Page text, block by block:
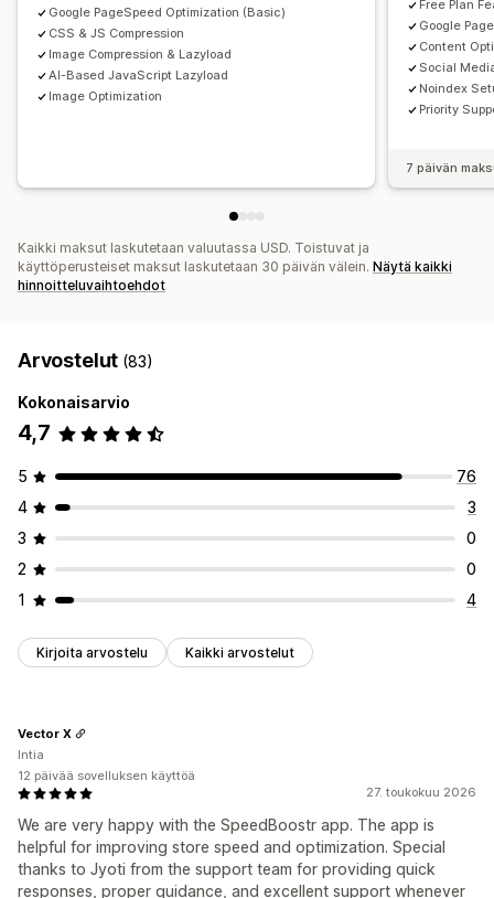
Tehokkuuden valvonta
SEO-pisteet Tarkastukset Nopeusanalyysi
Google PageSpeed Optimization (Basic)
CSS & JS Compression
Image Compression & Lazyload
AI-Based JavaScript Lazyload
Image Optimization
Free Plan
Google
Content
Social
Noindex
Priority
7 päivän
Kaikki maksut laskutetaan valuutassa USD. Toistuvat ja
käyttöperusteiset maksut laskutetaan 30 päivän välein. Näytä kaikki
hinnoitteluvaihtoehdot
Arvostelut (83)
Kokonaisarvio
4,7
5
76
4
3
3
0
2
0
1
4
Kirjoita arvostelu Kaikki arvostelut
27. toukokuu 2026
We are very happy with the SpeedBoostr app. The app is
helpful for improving store speed and optimization. Special
thanks to Jyoti from the support team for providing quick
responses, proper guidance, and excellent support whenever
Vector X
Intia
12 päivää sovelluksen käyttöä